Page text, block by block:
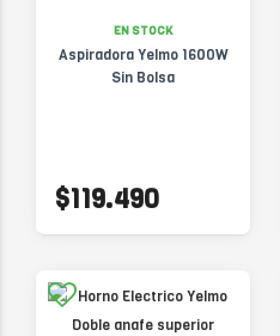
EN STOCK
Aspiradora Yelmo 1600W
Sin Bolsa
$119.490